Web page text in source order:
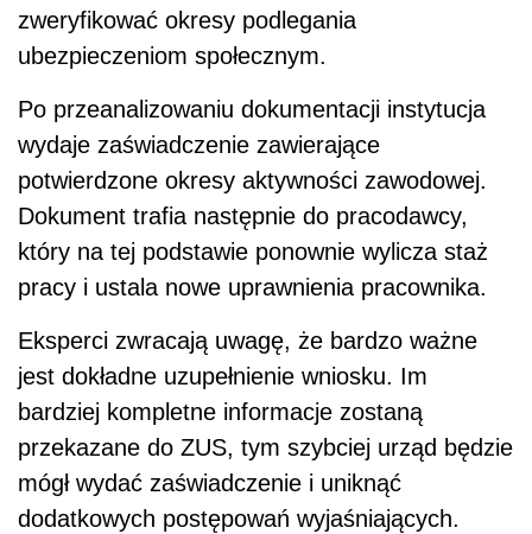
zweryfikować okresy podlegania
ubezpieczeniom społecznym.
Po przeanalizowaniu dokumentacji instytucja
wydaje zaświadczenie zawierające
potwierdzone okresy aktywności zawodowej.
Dokument trafia następnie do pracodawcy,
który na tej podstawie ponownie wylicza staż
pracy i ustala nowe uprawnienia pracownika.
Eksperci zwracają uwagę, że bardzo ważne
jest dokładne uzupełnienie wniosku. Im
bardziej kompletne informacje zostaną
przekazane do ZUS, tym szybciej urząd będzie
mógł wydać zaświadczenie i uniknąć
dodatkowych postępowań wyjaśniających.